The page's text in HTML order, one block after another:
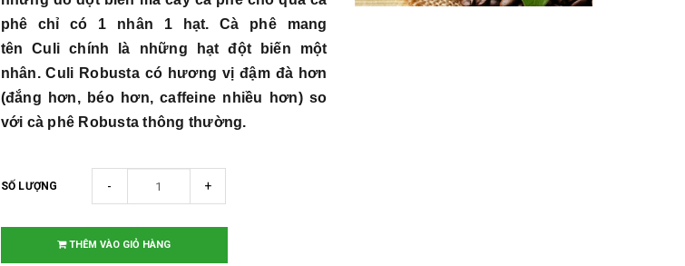
phê chỉ có 1 nhân 1 hạt. Cà phê mang
tên Culi chính là những hạt đột biến một
nhân. Culi Robusta có hương vị đậm đà hơn
(đắng hơn, béo hơn, caffeine nhiều hơn) so
với cà phê Robusta thông thường.
SỐ LƯỢNG - +
THÊM VÀO GIỎ HÀNG